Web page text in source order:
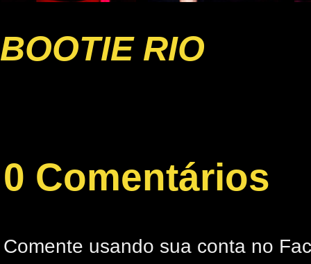
BOOTIE RIO
0 Comentários
Comente usando sua conta no